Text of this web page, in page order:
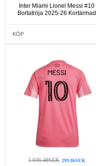
Inter Miami Lionel Messi #10
Bortatröja 2025-26 Kortärmad
KÖP
1 036.48SEK 299.86SEK